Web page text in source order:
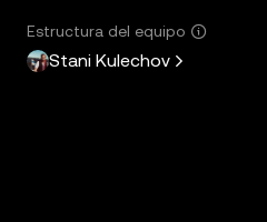
Estructura del equipo
Stani Kulechov
Crypto, Blockchain.com